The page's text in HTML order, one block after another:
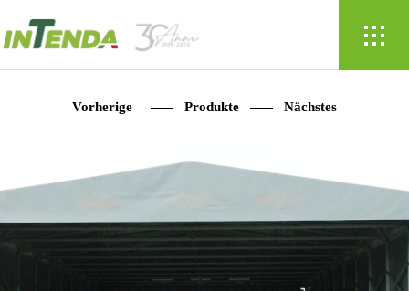
Vorherige Produkte Nächstes